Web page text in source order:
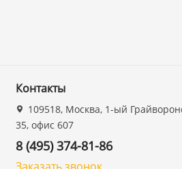
Контакты
109518, Москва, 1-ый
35, офис 607
8 (495) 374-81-86